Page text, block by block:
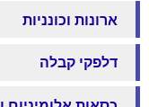
ארונות וכונניות
דלפקי קבלה